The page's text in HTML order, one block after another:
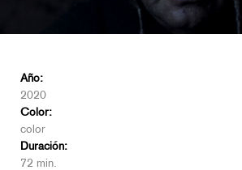
Año:
2020
Color:
color
Duración:
72 min.